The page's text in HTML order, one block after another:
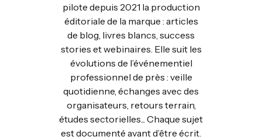
pilote depuis 2021 la production
éditoriale de la marque : articles
de blog, livres blancs, success
stories et webinaires. Elle suit les
évolutions de l’événementiel
professionnel de près : veille
quotidienne, échanges avec des
organisateurs, retours terrain,
études sectorielles... Chaque sujet
est documenté avant d’être écrit.